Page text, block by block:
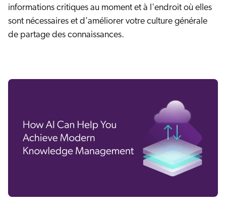
informations critiques au moment et à l'endroit où elles
sont nécessaires et d'améliorer votre culture générale
de partage des connaissances.